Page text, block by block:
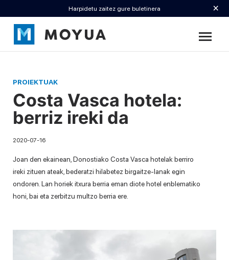
Harpidetu zaitez gure buletinera ×
PROIEKTUAK
Costa Vasca hotela:
berriz ireki da
2020-07-16
Joan den ekainean, Donostiako Costa Vasca hotelak berriro
ireki zituen ateak, bederatzi hilabetez birgaitze-lanak egin
ondoren. Lan horiek itxura berria eman diote hotel enblematiko
honi, bai eta zerbitzu multzo berria ere.